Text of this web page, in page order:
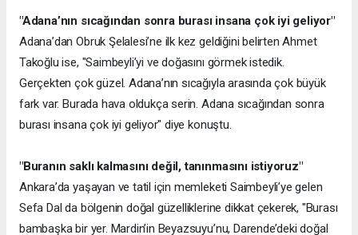
"Adana’nın sıcağından sonra burası insana çok iyi geliyor"
Adana’dan Obruk Şelalesi’ne ilk kez geldiğini belirten Ahmet
Takoğlu ise, "Saimbeyli’yi ve doğasını görmek istedik.
Gerçekten çok güzel. Adana’nın sıcağıyla arasında çok büyük
fark var. Burada hava oldukça serin. Adana sıcağından sonra
burası insana çok iyi geliyor" diye konuştu.
"Buranın saklı kalmasını değil, tanınmasını istiyoruz"
Ankara’da yaşayan ve tatil için memleketi Saimbeyli’ye gelen
Sefa Dal da bölgenin doğal güzelliklerine dikkat çekerek, "Burası
bambaşka bir yer. Mardin’in Beyazsuyu’nu, Darende’deki doğal